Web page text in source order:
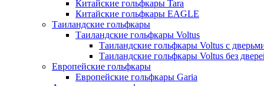
Китайские гольфкары Tara
Китайские гольфкары EAGLE
Таиландские гольфкары
Таиландские гольфкары Voltus
Таиландские гольфкары Voltus с
Таиландские гольфкары Voltus без
Европейские гольфкары
Европейские гольфкары Garia